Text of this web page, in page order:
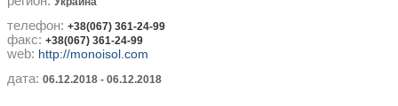
телефон: +38(067) 361-24-99
факс: +38(067) 361-24-99
web: http://monoisol.com
дата: 06.12.2018 - 06.12.2018